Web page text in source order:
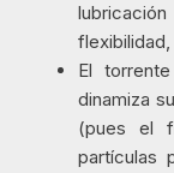
El
dinamiza
(pues el
partículas